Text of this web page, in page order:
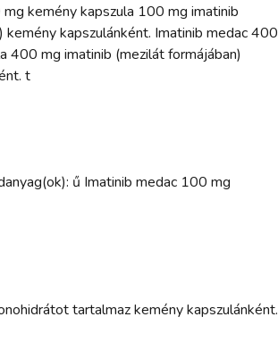
kemény kapszula 100 mg imatinib
kemény kapszulánként. Imatinib medac 400
400 mg imatinib (mezilát formájában)
t
ű Imatinib medac 100 mg
tartalmaz kemény kapszulánként.